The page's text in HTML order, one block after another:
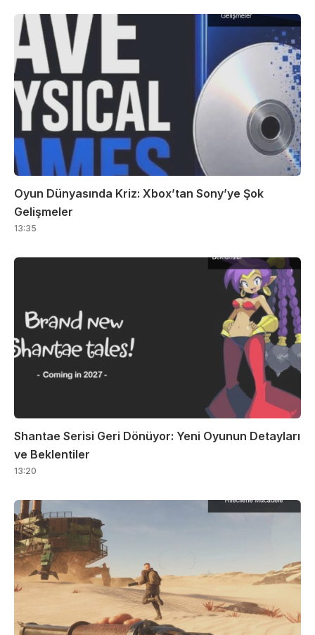
Oyun Dünyasında Kriz: Xbox’tan Sony’ye Şok
Gelişmeler
13:35
Shantae Serisi Geri Dönüyor: Yeni Oyunun Detayları
ve Beklentiler
13:20